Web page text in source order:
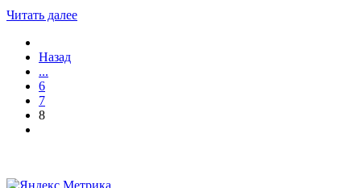
Читать далее
Назад
...
6
7
8